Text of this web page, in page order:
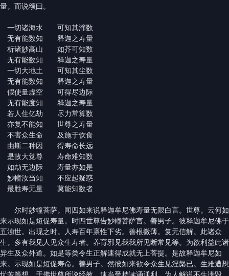
量。而说颂曰。
一切诸海水 可知其渧数
无有能数知 释迦之寿量
析诸妙高山 如芥可知数
无有能数知 释迦之寿量
一切大地土 可知其尘数
无有能数知 释迦之寿量
假使量虚空 可得尽边际
无有能度知 释迦之寿量
若人住亿劫 尽力常算数
亦复不能知 世尊之寿量
不害众生命 及施于饮食
由斯二种因 得寿命长远
是故大觉尊 寿命难知数
如劫无边际 寿量亦如是
妙幢汝当知 不应起疑惑
最胜寿无量 莫能知数者
尔时妙幢菩萨。闻四如来说释迦牟尼佛寿量无限白言。世尊。云何如
来示现如是短促寿量。时四世尊告妙幢菩萨言。善男子。彼释迦牟尼佛于
五浊世。出现之时。人寿百年禀性下劣。善根微薄。复无信解。此诸众
生。多有我见人见众生寿者。养育邪见我我所见断常见等。为欲利益此诸
异生及众外道。如是等类令生正解速得成就无上菩提。是故释迦牟尼如
来。示现如是短促寿命。善男子。然彼如来欲令众生见涅槃已。生难遭想
忧苦等想。于佛世尊所说经教。速当受持读诵通利。为人解说不生谤毁。